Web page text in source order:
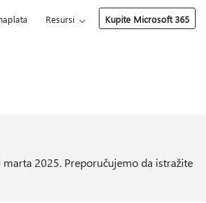
Resursi Kupite Microsoft 365
marta 2025. Preporučujemo da istražite